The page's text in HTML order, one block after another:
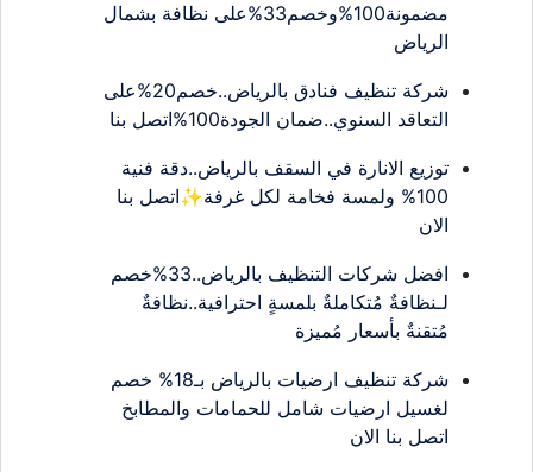
مضمونة100%وخصم33%على نظافة بشمال
الرياض
شركة تنظيف فنادق بالرياض..خصم20%على
التعاقد السنوي..ضمان الجودة100%اتصل بنا
توزيع الانارة في السقف بالرياض..دقة فنية
100% ولمسة فخامة لكل غرفة✨اتصل بنا
الان
افضل شركات التنظيف بالرياض..33%خصم
لـنظافةٌ مُتكاملةٌ بلمسةٍ احترافية..نظافةٌ
مُتقنةٌ بأسعار مُميزة
شركة تنظيف ارضيات بالرياض بـ18% خصم
لغسيل ارضيات شامل للحمامات والمطابخ
اتصل بنا الان